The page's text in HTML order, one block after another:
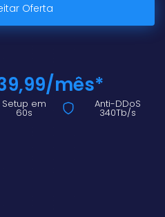
Oferta
mês*
Setup em
60s
Anti-DDoS
340Tb/s